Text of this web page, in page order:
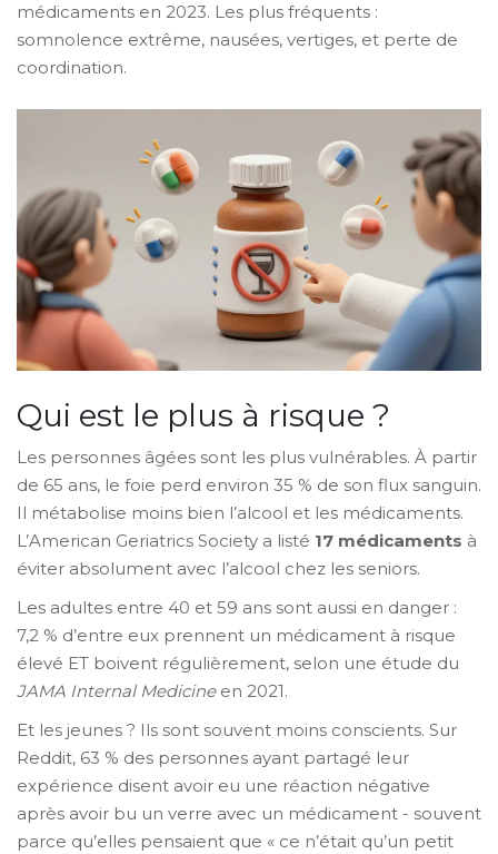
médicaments en 2023. Les plus fréquents :
somnolence extrême, nausées, vertiges, et perte de
coordination.
Qui est le plus à risque ?
Les personnes âgées sont les plus vulnérables. À partir
de 65 ans, le foie perd environ 35 % de son flux sanguin.
Il métabolise moins bien l’alcool et les médicaments.
L’American Geriatrics Society a listé 17 médicaments à
éviter absolument avec l’alcool chez les seniors.
Les adultes entre 40 et 59 ans sont aussi en danger :
7,2 % d’entre eux prennent un médicament à risque
élevé ET boivent régulièrement, selon une étude du
JAMA Internal Medicineen 2021.
Et les jeunes ? Ils sont souvent moins conscients. Sur
Reddit, 63 % des personnes ayant partagé leur
expérience disent avoir eu une réaction négative
après avoir bu un verre avec un médicament - souvent
parce qu’elles pensaient que « ce n’était qu’un petit